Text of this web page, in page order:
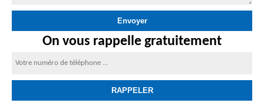
On vous rappelle gratuitement